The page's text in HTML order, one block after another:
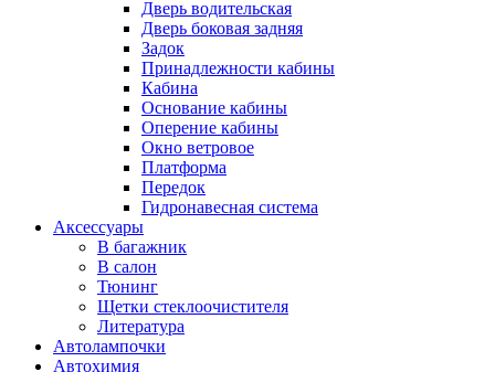
Дверь водительская
Дверь боковая задняя
Задок
Принадлежности кабины
Кабина
Основание кабины
Оперение кабины
Окно ветровое
Платформа
Передок
Гидронавесная система
Аксессуары
В багажник
В салон
Тюнинг
Щетки стеклоочистителя
Литература
Автолампочки
Автохимия